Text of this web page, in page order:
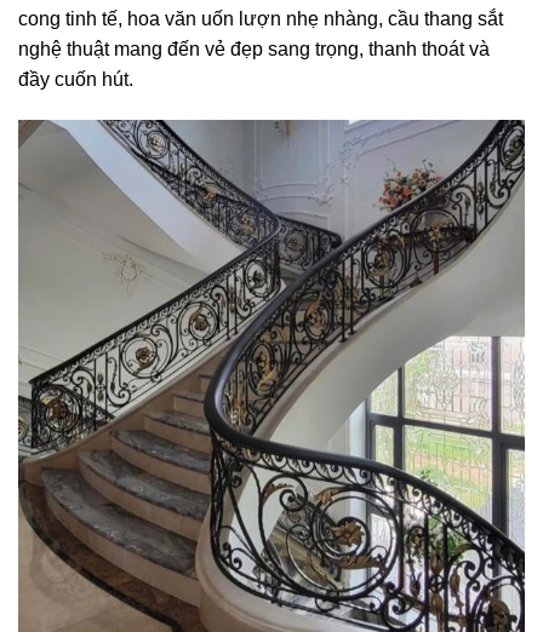
cong tinh tế, hoa văn uốn lượn nhẹ nhàng, cầu thang sắt
nghệ thuật mang đến vẻ đẹp sang trọng, thanh thoát và
đầy cuốn hút.